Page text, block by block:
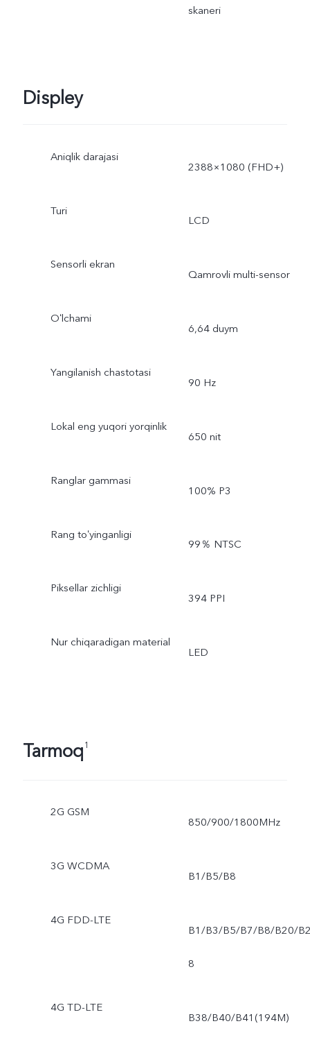
skaneri
Displey
Aniqlik darajasi
2388×1080 (FHD+)
Turi
LCD
Sensorli ekran
Qamrovli multi-sensor
Oʻlchami
6,64 duym
Yangilanish chastotasi
90 Hz
Lokal eng yuqori yorqinlik
650 nit
Ranglar gammasi
100% P3
Rang toʻyinganligi
99％ NTSC
Piksellar zichligi
394 PPI
Nur chiqaradigan material
LED
Tarmoq1
2G GSM
850/900/1800MHz
3G WCDMA
B1/B5/B8
4G FDD-LTE
B1/B3/B5/B7/B8/B20/
8
4G TD-LTE
B38/B40/B41(194M)